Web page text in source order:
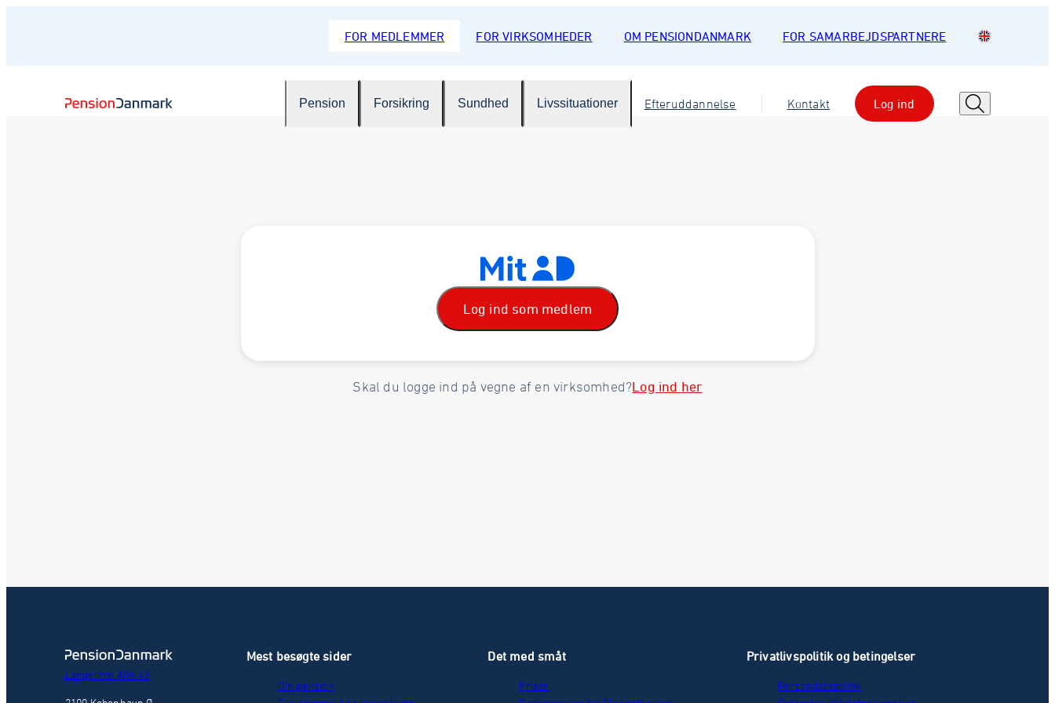
FOR MEDLEMMER FOR VIRKSOMHEDER OM PENSIONDANMARK FOR SAMARBEJDSPARTNERE
Pension Forsikring Sundhed Livssituationer Efteruddannelse Kontakt Log ind
Log ind som medlem
Skal du logge ind på vegne af en virksomhed?Log ind her
Langelinie Allé 43
Mest besøgte sider
Din pension
Det med småt
Priser
Privatlivspolitik og betingelser
Persondatapolitik